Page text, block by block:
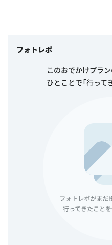
フォトレポ
このおでかけプラ
ひとことで「行って